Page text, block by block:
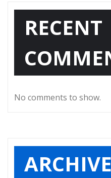
RECENT
No comments to show.